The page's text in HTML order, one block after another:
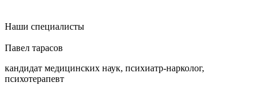
Наши специалисты
Павел тарасов
кандидат медицинских наук, психиатр-нарколог,
психотерапевт